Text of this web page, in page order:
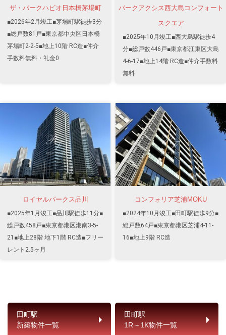
ザ・パークハビオ日本橋茅場町
■2026年2月竣工■茅場町駅徒歩3分
■総戸数81戸■東京都中央区日本橋
茅場町2-2-5■地上10階 RC造■仲介
手数料無料・礼金0
パークアクシス西大島コンフォート
スクエア
■2025年10月竣工■西大島駅徒歩4
分■総戸数446戸■東京都江東区大島
4-6-17■地上14階 RC造■仲介手数料
無料
ロイヤルパークス品川
■2025年1月竣工■品川駅徒歩11分■
総戸数458戸■東京都港区港南3-5-
21■地上28階 地下1階 RC造■フリー
レント2.5ヶ月
コンフォリア芝浦MOKU
■2024年10月竣工■田町駅徒歩9分■
総戸数64戸■東京都港区芝浦4-11-
16■地上9階 RC造
田町駅
新築物件一覧
田町駅
1R～1K物件一覧